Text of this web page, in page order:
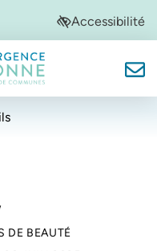
onglet)
nouvel onglet)Accessibilité
Garonne
DE BEAUTÉ